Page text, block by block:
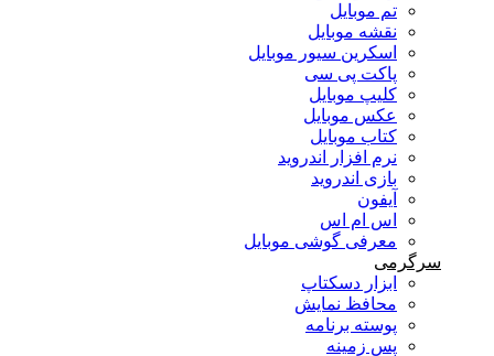
تم موبایل
نقشه موبایل
اسکرین سیور موبایل
پاکت پی سی
کلیپ موبایل
عکس موبایل
کتاب موبایل
نرم افزار اندروید
بازی اندروید
آیفون
اس ام اس
معرفی گوشی موبایل
سرگرمی
ابزار دسکتاپ
محافظ نمایش
پوسته برنامه
پس زمینه